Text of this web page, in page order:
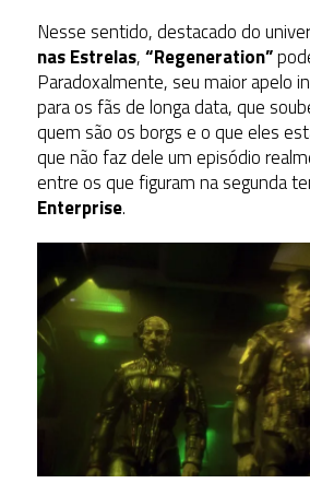
Nesse sentido, destacado do
nas Estrelas,“Regeneration”
Paradoxalmente, seu maior apelo
para os fãs de longa data, que
quem são os borgs e o que eles
que não faz dele um episódio
entre os que figuram na segunda
Enterprise.